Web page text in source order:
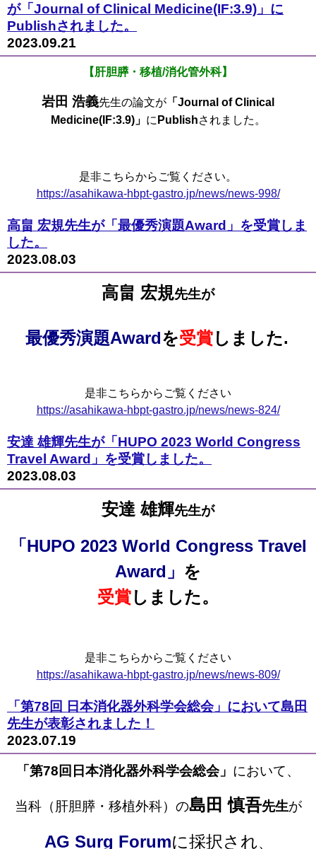
が「Journal of Clinical Medicine(IF:3.9)」に
Publishされました。
2023.09.21
【肝胆膵・移植/消化管外科】
岩田 浩義先生の論文が 「Journal of Clinical
Medicine(IF:3.9)」 に Publishされました。
是非こちらからご覧ください。
https://asahikawa-hbpt-gastro.jp/news/news-998/
高畠 宏規先生が「最優秀演題Award」を受賞しま
した。
2023.08.03
高畠 宏規先生が
最優秀演題Awardを受賞しました.
是非こちらからご覧ください
https://asahikawa-hbpt-gastro.jp/news/news-824/
安達 雄輝先生が「HUPO 2023 World Congress
Travel Award」を受賞しました。
2023.08.03
安達 雄輝先生が
「HUPO 2023 World Congress Travel
Award」 を
受賞しました。
是非こちらからご覧ください
https://asahikawa-hbpt-gastro.jp/news/news-809/
「第78回 日本消化器外科学会総会」において島田
先生が表彰されました！
2023.07.19
「第78回日本消化器外科学会総会」 において、
当科（肝胆膵・移植外科）の島田 慎吾先生が
AG Surg Forumに採択され、